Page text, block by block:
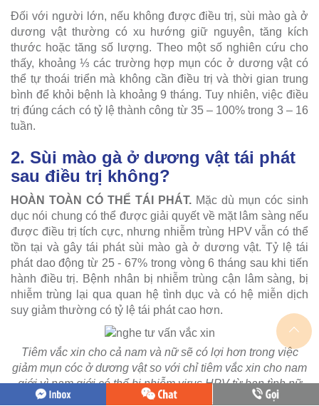
Đối với người lớn, nếu không được điều trị, sùi mào gà ở
dương vật thường có xu hướng giữ nguyên, tăng kích
thước hoặc tăng số lượng. Theo một số nghiên cứu cho
thấy, khoảng ⅓ các trường hợp mụn cóc ở dương vật có
thể tự thoái triển mà không cần điều trị và thời gian trung
bình để khỏi bệnh là khoảng 9 tháng. Tuy nhiên, việc điều
trị đúng cách có tỷ lệ thành công từ 35 – 100% trong 3 – 16
tuần.
2. Sùi mào gà ở dương vật tái phát
sau điều trị không?
HOÀN TOÀN CÓ THỂ TÁI PHÁT. Mặc dù mụn cóc sinh
dục nói chung có thể được giải quyết về mặt lâm sàng nếu
được điều trị tích cực, nhưng nhiễm trùng HPV vẫn có thể
tồn tại và gây tái phát sùi mào gà ở dương vật. Tỷ lệ tái
phát dao động từ 25 - 67% trong vòng 6 tháng sau khi tiến
hành điều trị. Bệnh nhân bị nhiễm trùng cận lâm sàng, bị
nhiễm trùng lại qua quan hệ tình dục và có hệ miễn dịch
suy giảm thường có tỷ lệ tái phát cao hơn.
Tiêm vắc xin cho cả nam và nữ sẽ có lợi hơn trong việc
giảm mụn cóc ở dương vật so với chỉ tiêm vắc xin cho nam
giới vì nam giới có thể bị nhiễm virus HPV từ bạn tình nữ
của họ (ảnh minh hoạ)